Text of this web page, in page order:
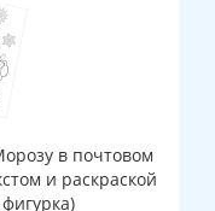
в почтовом
и раскраской